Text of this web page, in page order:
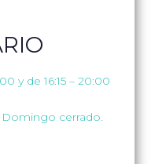
y de 16:15 – 20:00
Domingo cerrado.